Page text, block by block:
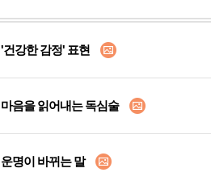
'건강한 감정' 표현
마음을 읽어내는 독심술
운명이 바뀌는 말